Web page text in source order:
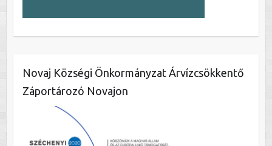
Novaj Községi Önkormányzat Árvízcsökkentő
Záportározó Novajon